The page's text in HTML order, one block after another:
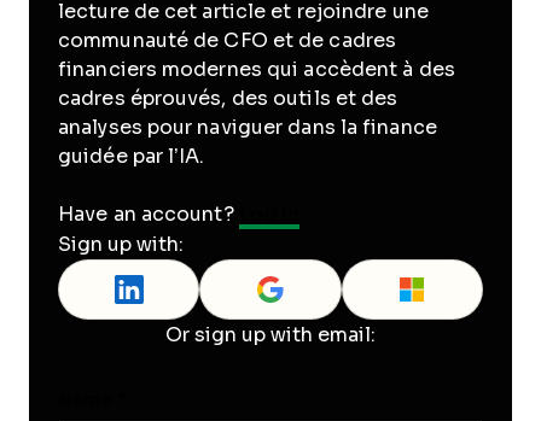
lecture de cet article et rejoindre une
communauté de CFO et de cadres
financiers modernes qui accèdent à des
cadres éprouvés, des outils et des
analyses pour naviguer dans la finance
guidée par l’IA.
Have an account?
Sign up with:
Or sign up with email: